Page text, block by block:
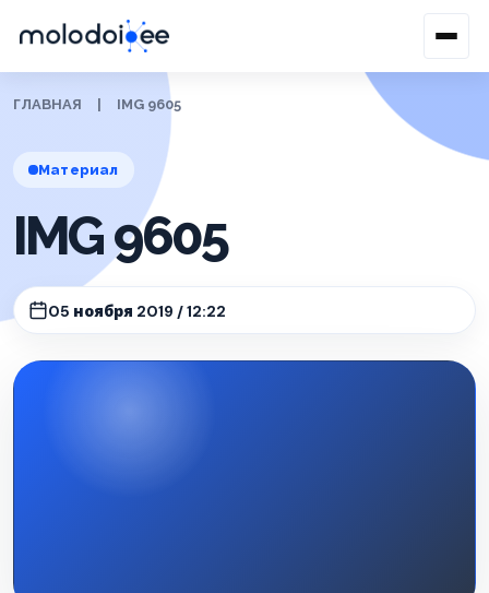
ГЛАВНАЯ IMG 9605
Материал
IMG 9605
05 ноября 2019 / 12:22